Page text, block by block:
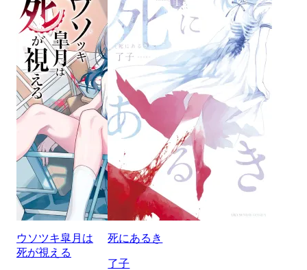
ウソツキ皐月は
死が視える
死にあるき
了子